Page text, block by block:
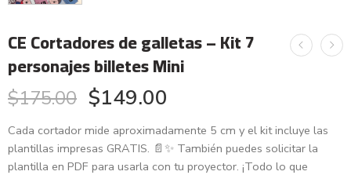
CE Cortadores de galletas – Kit 7
personajes billetes Mini
$175.00 $149.00
Cada cortador mide aproximadamente 5 cm y el kit incluye las
plantillas impresas GRATIS. 📄✨ También puedes solicitar la
plantilla en PDF para usarla con tu proyector. ¡Todo lo que